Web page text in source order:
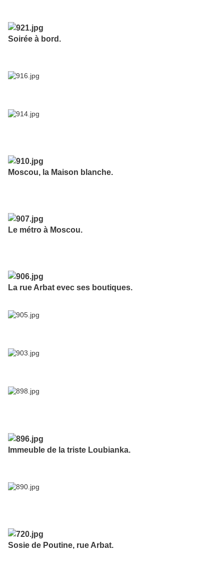
Soirée à bord.
Moscou, la Maison blanche.
Le métro à Moscou.
La rue Arbat evec ses boutiques.
Immeuble de la triste Loubianka.
Sosie de Poutine, rue Arbat.